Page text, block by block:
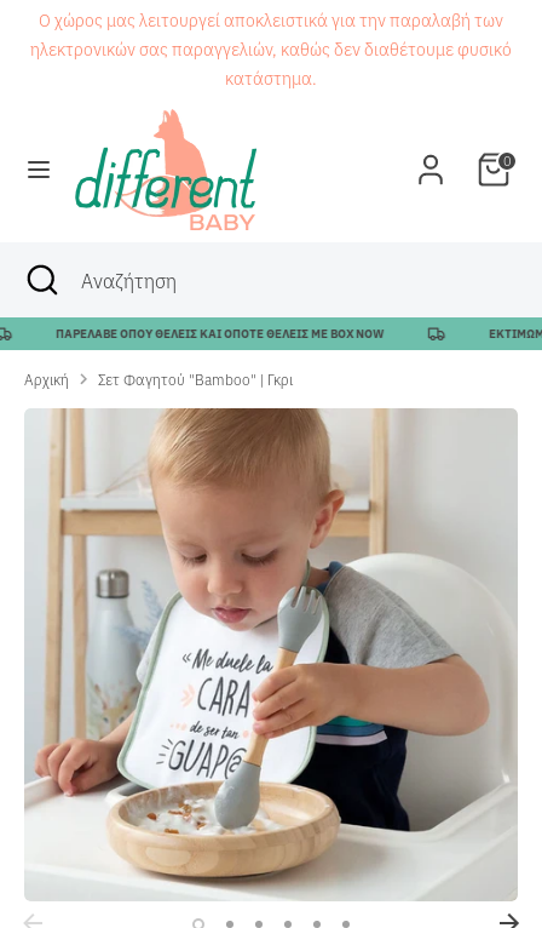
Μετάβαση
Ο χώρος μας λειτουργεί αποκλειστικά για την παραλαβή των
ηλεκτρονικών σας παραγγελιών, καθώς δεν διαθέτουμε φυσικό
κατάστημα.
0
Αναζήτηση
ΑναζήτησηΑναζήτηση
Κλείσιμο
αναζήτησης
ΠΑΡΕΛΑΒΕ ΟΠΟΥ ΘΕΛΕΙΣ ΚΑΙ ΟΠΟΤΕ ΘΕΛΕΙΣ ΜΕ BOX NOW
Αρχική Σετ Φαγητού "Bamboo" | Γκρι